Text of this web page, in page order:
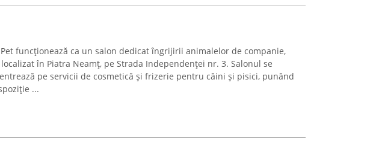
Pet funcționează ca un salon dedicat îngrijirii animalelor de companie,
în Piatra Neamț, pe Strada Independenței nr. 3. Salonul se
pe servicii de cosmetică și frizerie pentru câini și pisici, punând
...